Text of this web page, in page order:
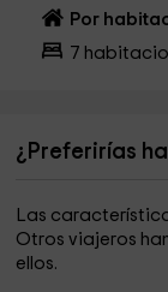
Por
7
¿Preferirías
Las
Otros viajeros
ellos.